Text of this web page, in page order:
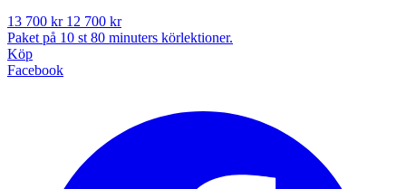
13 700 kr 12 700 kr
Paket på 10 st 80 minuters körlektioner.
Köp
Facebook